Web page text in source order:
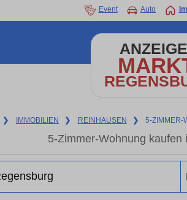
Event Auto
❯ IMMOBILIEN ❯ REINHAUSEN ❯ 5-ZIMMER-
5-Zimmer-Wohnung